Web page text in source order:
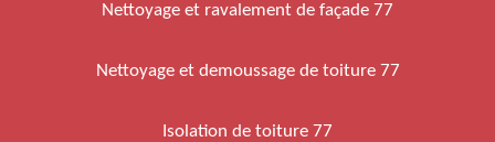
Nettoyage et ravalement de façade 77
Nettoyage et demoussage de toiture 77
Isolation de toiture 77